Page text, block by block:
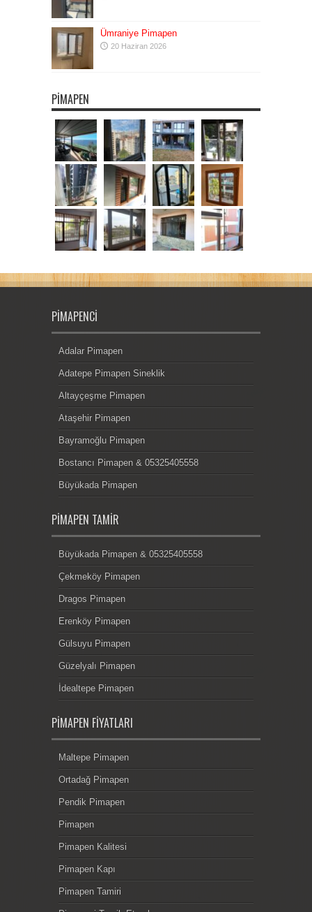
Ümraniye Pimapen
20 Haziran 2026
PIMAPEN
PIMAPENCI
Adalar Pimapen
Adatepe Pimapen Sineklik
Altayçeşme Pimapen
Ataşehir Pimapen
Bayramoğlu Pimapen
Bostancı Pimapen & 05325405558
Büyükada Pimapen
PIMAPEN TAMIR
Büyükada Pimapen & 05325405558
Çekmeköy Pimapen
Dragos Pimapen
Erenköy Pimapen
Gülsuyu Pimapen
Güzelyalı Pimapen
İdealtepe Pimapen
PIMAPEN FIYATLARI
Maltepe Pimapen
Ortadağ Pimapen
Pendik Pimapen
Pimapen
Pimapen Kalitesi
Pimapen Kapı
Pimapen Tamiri